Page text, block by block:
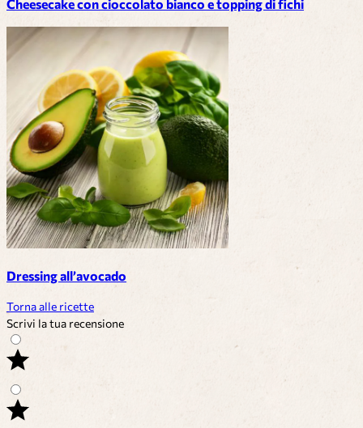
Cheesecake con cioccolato bianco e topping di fichi
Dressing all’avocado
Torna alle ricette
Scrivi la tua recensione